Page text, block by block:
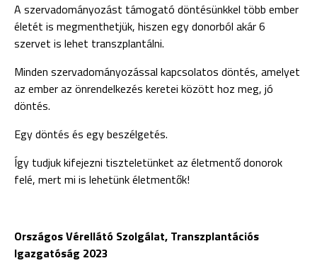
A szervadományozást támogató döntésünkkel több ember
életét is megmenthetjük, hiszen egy donorból akár 6
szervet is lehet transzplantálni.
Minden szervadományozással kapcsolatos döntés, amelyet
az ember az önrendelkezés keretei között hoz meg, jó
döntés.
Egy döntés és egy beszélgetés.
Így tudjuk kifejezni tiszteletünket az életmentő donorok
felé, mert mi is lehetünk életmentők!
Országos Vérellátó Szolgálat, Transzplantációs
Igazgatóság 2023